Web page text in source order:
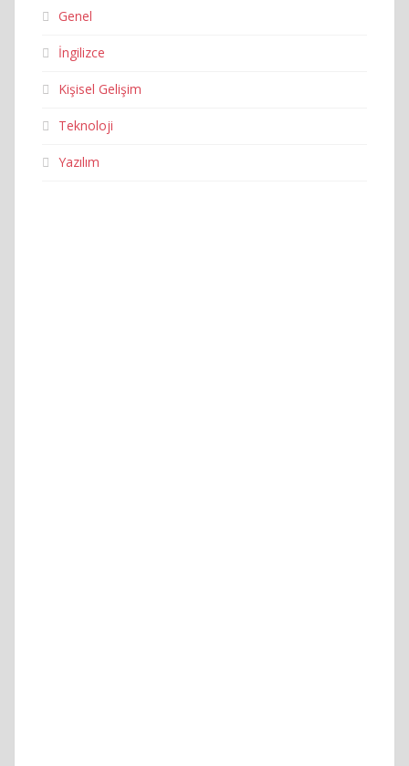
Genel
İngilizce
Kişisel Gelişim
Teknoloji
Yazılım